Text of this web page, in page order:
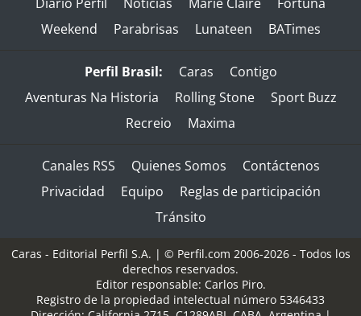
Weekend
Parabrisas Lunateen BATimes
Perfil Brasil: Caras
Contigo
Aventuras Na Historia
Rolling Stone
Sport Buzz
Recreio
Maxima
Canales RSS Quienes Somos
Contáctenos
Privacidad
Equipo
Reglas de participación
Tránsito
Caras - Editorial Perfil S.A. | © Perfil.com 2006-2026 - Todos los
derechos reservados.
Editor responsable: Carlos Piro.
Registro de la propiedad intelectual número 5346433